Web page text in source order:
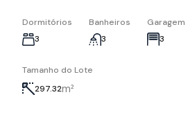
Dormitórios
3
Banheiros
3
Garagem
3
Tamanho do Lote
297.32m²